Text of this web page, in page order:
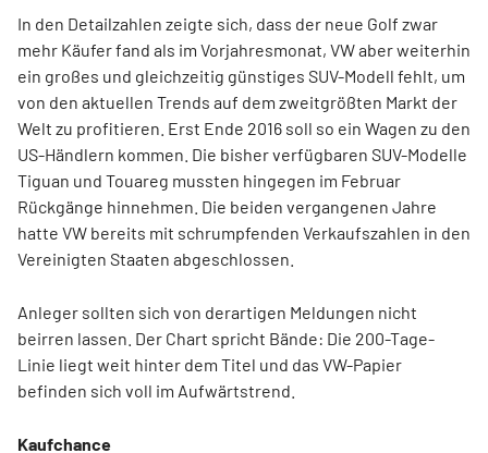
In den Detailzahlen zeigte sich, dass der neue Golf zwar
mehr Käufer fand als im Vorjahresmonat, VW aber weiterhin
ein großes und gleichzeitig günstiges SUV-Modell fehlt, um
von den aktuellen Trends auf dem zweitgrößten Markt der
Welt zu profitieren. Erst Ende 2016 soll so ein Wagen zu den
US-Händlern kommen. Die bisher verfügbaren SUV-Modelle
Tiguan und Touareg mussten hingegen im Februar
Rückgänge hinnehmen. Die beiden vergangenen Jahre
hatte VW bereits mit schrumpfenden Verkaufszahlen in den
Vereinigten Staaten abgeschlossen.
Anleger sollten sich von derartigen Meldungen nicht
beirren lassen. Der Chart spricht Bände: Die 200-Tage-
Linie liegt weit hinter dem Titel und das VW-Papier
befinden sich voll im Aufwärtstrend.
Kaufchance